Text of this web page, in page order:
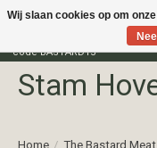
Profiteer van 15% korting op
code BASTARD15
Stam
Home / The Bastard
Wij slaan cookies op om
Nee